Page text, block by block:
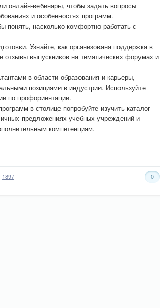
онлайн-вебинары, чтобы задать вопросы
и особенностях программ.
понять, насколько комфортно работать с
Узнайте, как организована поддержка в
отзывы выпускников на тематических форумах и
в области образования и карьеры,
позициями в индустрии. Используйте
по профориентации.
в столице попробуйте изучить каталог
предложениях учебных учреждений и
компетенциям.
0
1897